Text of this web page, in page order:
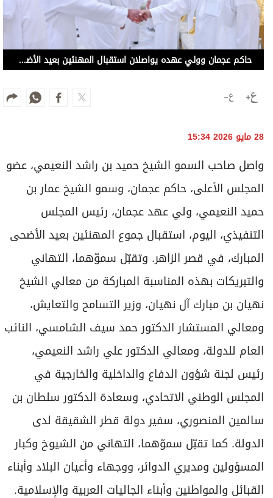
حاكم عجمان وولي عهده يواصلان استقبال المهنئين بعيد الأضحى المبارك
28 مايو 2026 15:34
واصل صاحب السمو الشيخ حميد بن راشد النعيمي، عضو
المجلس الأعلى، حاكم عجمان، وسمو الشيخ عمار بن
حميد النعيمي، ولي عهد عجمان، رئيس المجلس
التنفيذي، اليوم، استقبال جموع المهنئين بعيد الأضحى
المبارك، في قصر الزاهر. وتقبّل سموّهما، التهاني
والتبريكات بهذه المناسبة المباركة من معالي الشيخ
نهيان بن مبارك آل نهيان، وزير التسامح والتعايش،
ومعالي المستشار الدكتور حمد سيف الشامسي، النائب
العام للدولة، ومعالي الدكتور علي راشد النعيمي،
رئيس لجنة شؤون الدفاع والداخلية والخارجية في
المجلس الوطني الاتحادي، وسعادة الدكتور سلطان بن
سالمين المنصوري، سفير دولة قطر الشقيقة لدى
الدولة. كما تقبّل سموّهما، التهاني من الشيوخ وكبار
المسؤولين ومديري الدوائر، ووجهاء وأعيان البلاد وأبناء
القبائل والمواطنين وأبناء الجاليات العربية والإسلامية.